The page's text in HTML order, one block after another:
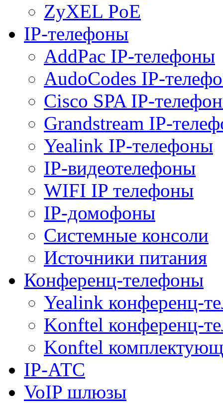
ZyXEL PoE
IP-телефоны
AddPac IP-телефоны
AudoCodes IP-
Cisco SPA IP-
Grandstream IP-
Yealink IP-телефоны
IP-видеотелефоны
WIFI IP телефоны
IP-домофоны
Системные консоли
Источники питания
Конференц-телефоны
Yealink конференц-
Konftel конференц-
Konftel
IP-АТС
VoIP шлюзы